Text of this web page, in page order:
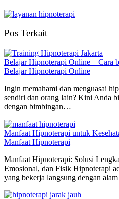
Pos Terkait
Belajar Hipnoterapi Online – Cara
Belajar Hipnoterapi Online
Ingin memahami dan menguasai
sendiri dan orang lain? Kini Anda
dengan bimbingan…
Manfaat Hipnoterapi untuk
Manfaat Hipnoterapi
Manfaat Hipnoterapi: Solusi
Emosional, dan Fisik Hipnoterapi
yang bekerja langsung dengan